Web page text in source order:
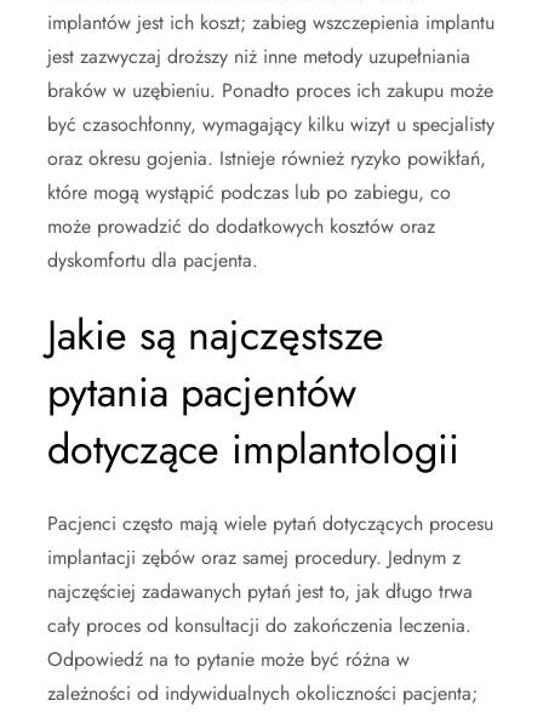
implantów jest ich koszt; zabieg wszczepienia implantu
jest zazwyczaj droższy niż inne metody uzupełniania
braków w uzębieniu. Ponadto proces ich zakupu może
być czasochłonny, wymagający kilku wizyt u specjalisty
oraz okresu gojenia. Istnieje również ryzyko powikłań,
które mogą wystąpić podczas lub po zabiegu, co
może prowadzić do dodatkowych kosztów oraz
dyskomfortu dla pacjenta.
Jakie są najczęstsze
pytania pacjentów
dotyczące implantologii
Pacjenci często mają wiele pytań dotyczących procesu
implantacji zębów oraz samej procedury. Jednym z
najczęściej zadawanych pytań jest to, jak długo trwa
cały proces od konsultacji do zakończenia leczenia.
Odpowiedź na to pytanie może być różna w
zależności od indywidualnych okoliczności pacjenta;